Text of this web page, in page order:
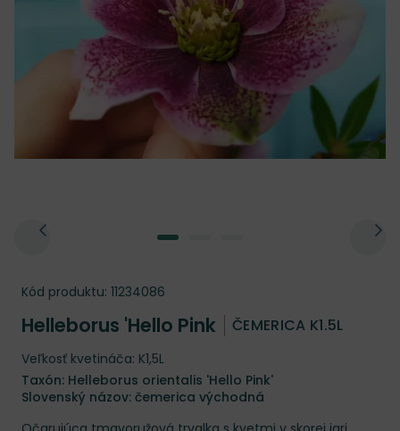
Kód produktu: 11234086
Helleborus 'Hello Pink ČEMERICA K1.5L
Veľkosť kvetináča: K1,5L
Taxón: Helleborus orientalis 'Hello Pink'
Slovenský názov: čemerica východná